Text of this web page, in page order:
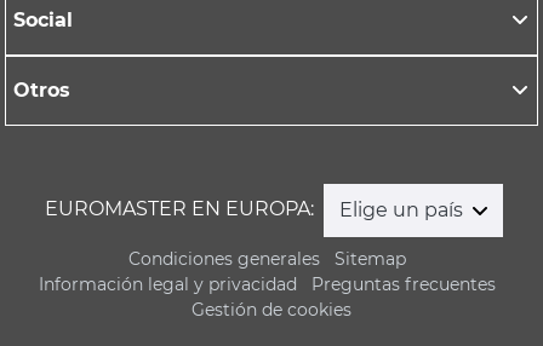
Social
Otros
EUROMASTER EN EUROPA: Elige un país
Condiciones generales
Sitemap
Información legal y privacidad
Preguntas frecuentes
Gestión de cookies